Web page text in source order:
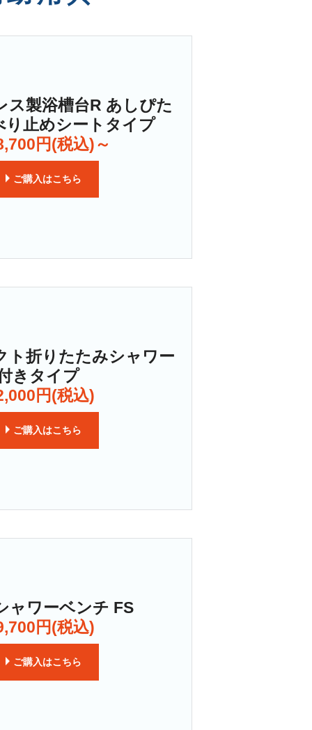
ス製浴槽台R あしぴた
り止めシートタイプ
円(税込)～
ご購入はこちら
ト折りたたみシャワー
きタイプ
円(税込)
ご購入はこちら
ャワーベンチ FS
円(税込)
ご購入はこちら